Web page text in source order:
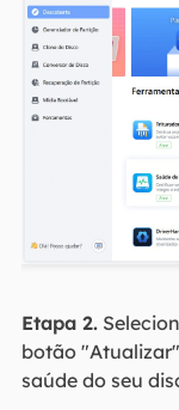
Etapa 2.
botão
saúde do seu